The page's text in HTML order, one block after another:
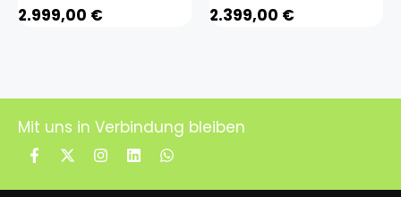
2.999,00 € 2.399,00 €
Mit uns in Verbindung bleiben